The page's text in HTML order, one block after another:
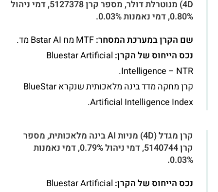
(4D מנוטרלת דולר, מספר קרן 5127378, דמי ניהול
0.80%, דמי נאמנות 0.03%.
שם הקרן במערכת המסחר:
נכס הייחוס של הקרן: Bluestar Artificial
Intelligence – NTR.
קרן מחקה מדד בינה מלאכותית שנקרא BlueStar
Artificial Intelligence Index.
קרן מגדל (4D) מניות AI בינה מלאכותית, מספר
קרן 5140744, דמי ניהול 0.79%, דמי נאמנות
0.03%.
נכס הייחוס של הקרן: Bluestar Artificial